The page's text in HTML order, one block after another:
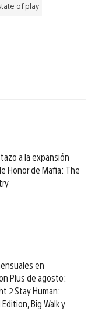
of play
a la expansión
Honor de Mafia: The
en
Plus de agosto:
2 Stay Human:
Big Walk y